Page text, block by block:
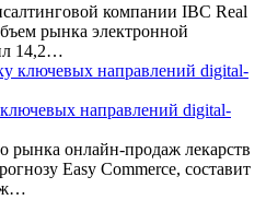
компании IBC Real
рынка электронной
14,2…
направлений digital-
рынка онлайн-продаж лекарств
Easy Commerce, составит